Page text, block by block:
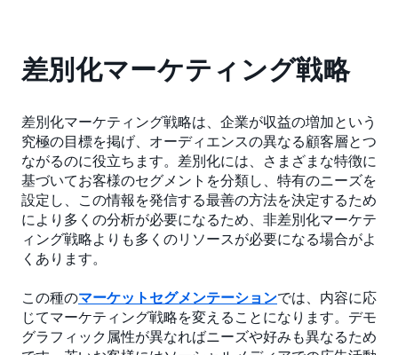
差別化マーケティング戦略
差別化マーケティング戦略は、企業が収益の増加という
究極の目標を掲げ、オーディエンスの異なる顧客層とつ
ながるのに役立ちます。差別化には、さまざまな特徴に
基づいてお客様のセグメントを分類し、特有のニーズを
設定し、この情報を発信する最善の方法を決定するため
により多くの分析が必要になるため、非差別化マーケテ
ィング戦略よりも多くのリソースが必要になる場合がよ
くあります。
この種のマーケットセグメンテーションでは、内容に応
じてマーケティング戦略を変えることになります。デモ
グラフィック属性が異なればニーズや好みも異なるため